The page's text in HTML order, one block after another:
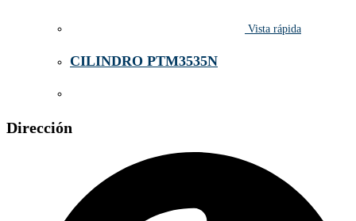
Vista rápida
CILINDRO PTM3535N
Dirección